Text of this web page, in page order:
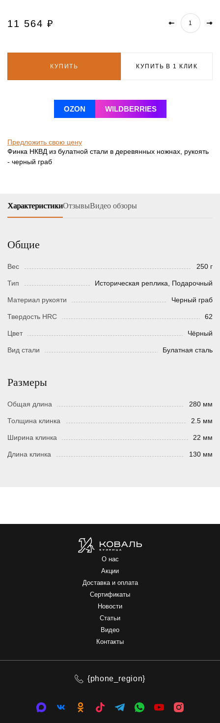
11 564 ₽
КУПИТЬ КУПИТЬ В 1 КЛИК
OZON WILDBERRIES
Предложить свою цену
Финка НКВД из булатной стали в деревянных ножнах, рукоять
- черный граб
ХарактеристикиОтзывыВидео обзоры
Общие
Вес 250 г
Тип Истoрическая реплика, Подарочный
Материал рукояти Черный граб
Твердость HRC 62
Цвет Чёрный
Вид стали Булатная сталь
Размеры
Общая длина 280 мм
Толщина клинка 2.5 мм
Ширина клинка 22 мм
Длина клинка 130 мм
О нас
Акции
Доставка и оплата
Сертификаты
Новости
Статьи
Видео
Контакты
{phone_region}